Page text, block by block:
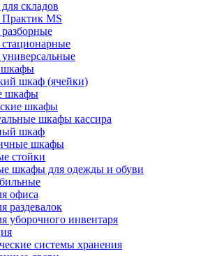
складов
MS
шкафы
шкаф (ячейки)
шкафы
шкафы
шкафы кассира
шкаф
шкафы
стойки
шкафы для одежды и обуви
офиса
раздевалок
уборочного инвентаря
системы хранения